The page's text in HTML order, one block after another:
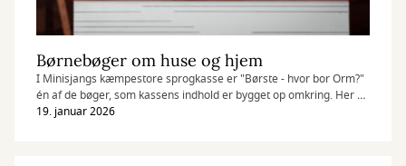
Børnebøger om huse og hjem
I Minisjangs kæmpestore sprogkasse er "Børste - hvor bor Orm?"
én af de bøger, som kassens indhold er bygget op omkring. Her er
en række bøger, der også handler om huse og hjem.
19. januar 2026